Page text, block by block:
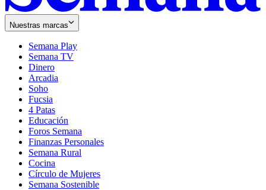
Nuestras marcas
Semana Play
Semana TV
Dinero
Arcadia
Soho
in
new
window
Fucsia
in
new
window
4 Patas
Educación
Foros Semana
Finanzas Personales
Semana Rural
Cocina
Círculo de Mujeres
Semana Sostenible